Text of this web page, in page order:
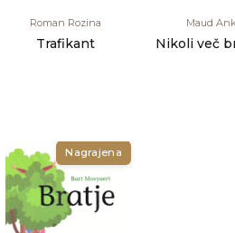
Roman Rozina
Trafikant
Maud
Nikoli več
Nagrajena